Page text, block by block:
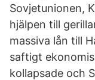
Sovjetunionen,
hjälpen till
massiva lån till
saftigt
kollapsade och